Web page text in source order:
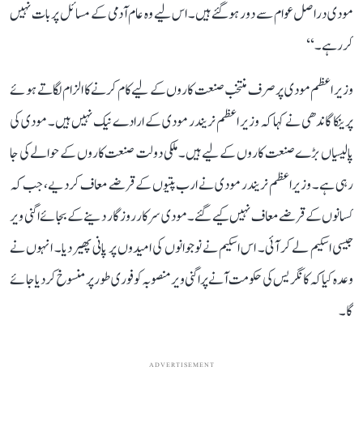
مودی دراصل عوام سے دور ہو گئے ہیں۔ اس لیے وہ عام آدمی کے مسائل پر بات نہیں
کر رہے۔‘‘
وزیر اعظم مودی پر صرف منتخب صنعت کاروں کے لیے کام کرنے کا الزام لگاتے ہوئے
پرینکا گاندھی نے کہا کہ وزیر اعظم نریندر مودی کے ارادے نیک نہیں ہیں۔ مودی کی
پالیسیاں بڑے صنعت کاروں کے لیے ہیں۔ ملکی دولت صنعت کاروں کے حوالے کی جا
رہی ہے۔ وزیر اعظم نریندر مودی نے ارب پتیوں کے قرضے معاف کر دیے، جب کہ
کسانوں کے قرضے معاف نہیں کیے گئے۔ مودی سرکار روزگار دینے کے بجائے اگنی ویر
جیسی اسکیم لے کر آئی۔ اس اسکیم نے نوجوانوں کی امیدوں پر پانی پھیر دیا۔ انہوں نے
وعدہ کیا کہ کانگریس کی حکومت آنے پر اگنی ویر منصوبہ کو فوری طور پر منسوخ کر دیا جائے
گا۔
ADVERTISEMENT